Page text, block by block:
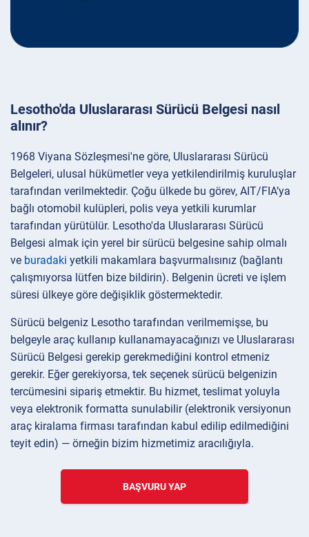
Lesotho'da Uluslararası Sürücü Belgesi nasıl
alınır?
1968 Viyana Sözleşmesi'ne göre, Uluslararası Sürücü
Belgeleri, ulusal hükümetler veya yetkilendirilmiş kuruluşlar
tarafından verilmektedir. Çoğu ülkede bu görev, AIT/FIA’ya
bağlı otomobil kulüpleri, polis veya yetkili kurumlar
tarafından yürütülür. Lesotho'da Uluslararası Sürücü
Belgesi almak için yerel bir sürücü belgesine sahip olmalı
ve buradaki yetkili makamlara başvurmalısınız (bağlantı
çalışmıyorsa lütfen bize bildirin). Belgenin ücreti ve işlem
süresi ülkeye göre değişiklik göstermektedir.
Sürücü belgeniz Lesotho tarafından verilmemişse, bu
belgeyle araç kullanıp kullanamayacağınızı ve Uluslararası
Sürücü Belgesi gerekip gerekmediğini kontrol etmeniz
gerekir. Eğer gerekiyorsa, tek seçenek sürücü belgenizin
tercümesini sipariş etmektir. Bu hizmet, teslimat yoluyla
veya elektronik formatta sunulabilir (elektronik versiyonun
araç kiralama firması tarafından kabul edilip edilmediğini
teyit edin) — örneğin bizim hizmetimiz aracılığıyla.
BAŞVURU YAP